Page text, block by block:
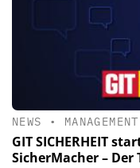
NEWS • MANAGEMENT
GIT SICHERHEIT
SicherMacher –